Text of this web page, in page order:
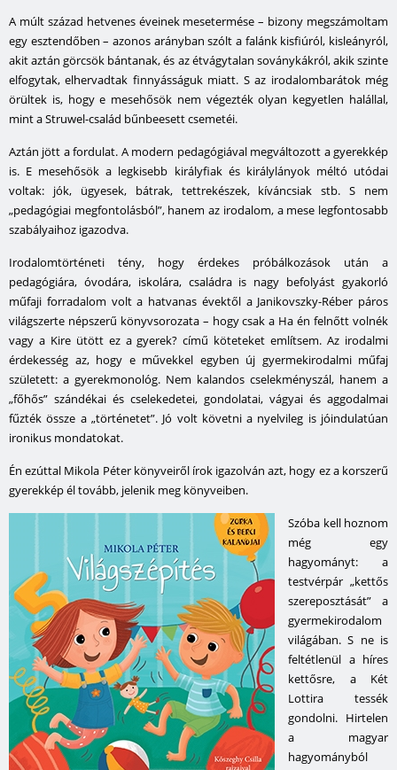
A múlt század hetvenes éveinek mesetermése – bizony megszámoltam
egy esztendőben – azonos arányban szólt a falánk kisfiúról, kisleányról,
akit aztán görcsök bántanak, és az étvágytalan soványkákról, akik szinte
elfogytak, elhervadtak finnyásságuk miatt. S az irodalombarátok még
örültek is, hogy e mesehősök nem végezték olyan kegyetlen halállal,
mint a Struwel-család bűnbeesett csemetéi.
Aztán jött a fordulat. A modern pedagógiával megváltozott a gyerekkép
is. E mesehősök a legkisebb királyfiak és királylányok méltó utódai
voltak: jók, ügyesek, bátrak, tettrekészek, kíváncsiak stb. S nem
„pedagógiai megfontolásból”, hanem az irodalom, a mese legfontosabb
szabályaihoz igazodva.
Irodalomtörténeti tény, hogy érdekes próbálkozások után a
pedagógiára, óvodára, iskolára, családra is nagy befolyást gyakorló
műfaji forradalom volt a hatvanas évektől a Janikovszky-Réber páros
világszerte népszerű könyvsorozata – hogy csak a Ha én felnőtt volnék
vagy a Kire ütött ez a gyerek? című köteteket említsem. Az irodalmi
érdekesség az, hogy e művekkel egyben új gyermekirodalmi műfaj
született: a gyerekmonológ. Nem kalandos cselekményszál, hanem a
„főhős” szándékai és cselekedetei, gondolatai, vágyai és aggodalmai
fűzték össze a „történetet”. Jó volt követni a nyelvileg is jóindulatúan
ironikus mondatokat.
Én ezúttal Mikola Péter könyveiről írok igazolván azt, hogy ez a korszerű
gyerekkép él tovább, jelenik meg könyveiben.
Szóba kell hoznom
még egy
hagyományt: a
testvérpár „kettős
szereposztását” a
gyermekirodalom
világában. S ne is
feltétlenül a híres
kettősre, a Két
Lottira tessék
gondolni. Hirtelen
a magyar
hagyományból